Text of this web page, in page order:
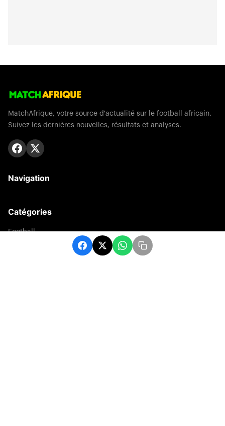
MatchAfrique, votre source d'actualité sur le football africain.
Suivez les dernières nouvelles, résultats et analyses.
Navigation
Catégories
Football